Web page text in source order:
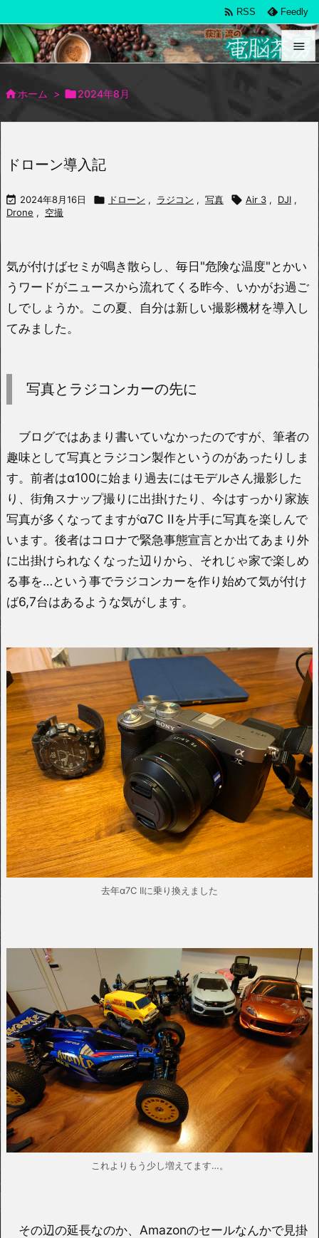

次へ
 RSS Feedly
ホーム > 2024年8月
ドローン導入記
 2024年8月16日  ドローン , ラジコン , 写真  Air 3 , DJI ,
Drone , 空撮
気が付けばセミが鳴き散らし、毎日"危険な温度"とかい
うワードがニュースから流れてくる昨今、いかがお過ご
しでしょうか。この夏、自分は新しい撮影機材を導入し
てみました。
写真とラジコンカーの先に
ブログではあまり書いていなかったのですが、筆者の
趣味として写真とラジコン製作というのがあったりしま
す。前者はα100に始まり過去にはモデルさん撮影した
り、街角スナップ撮りに出掛けたり、今はすっかり家族
写真が多くなってますがα7C IIを片手に写真を楽しんで
います。後者はコロナで緊急事態宣言とか出てあまり外
に出掛けられなくなった辺りから、それじゃ家で楽しめ
る事を…という事でラジコンカーを作り始めて気が付け
ば6,7台はあるような気がします。
去年α7C IIに乗り換えました
これよりもう少し増えてます…。
その辺の延長なのか、Amazonのセールなんかで見掛